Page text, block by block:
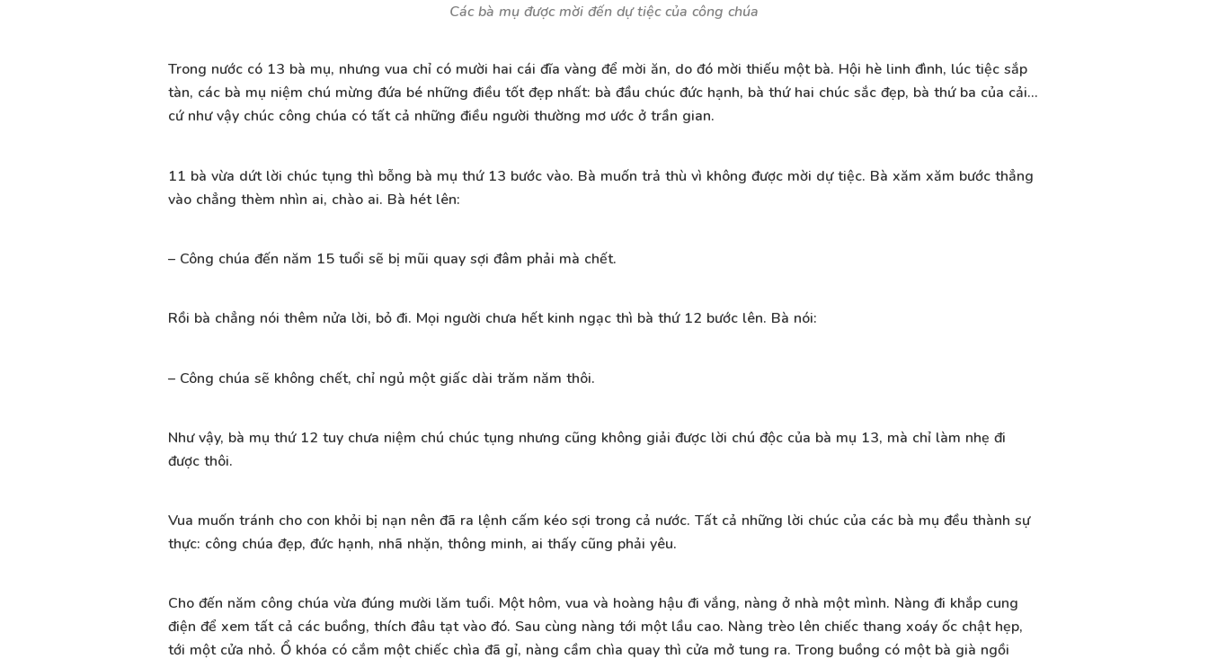
Các bà mụ được mời đến dự tiệc của công chúa
Trong nước có 13 bà mụ, nhưng vua chỉ có mười hai cái đĩa vàng để mời ăn, do đó mời thiếu một bà. Hội hè linh đình, lúc tiệc sắp
tàn, các bà mụ niệm chú mừng đứa bé những điều tốt đẹp nhất: bà đầu chúc đức hạnh, bà thứ hai chúc sắc đẹp, bà thứ ba của cải…
cứ như vậy chúc công chúa có tất cả những điều người thường mơ ước ở trần gian.
11 bà vừa dứt lời chúc tụng thì bỗng bà mụ thứ 13 bước vào. Bà muốn trả thù vì không được mời dự tiệc. Bà xăm xăm bước thẳng
vào chẳng thèm nhìn ai, chào ai. Bà hét lên:
– Công chúa đến năm 15 tuổi sẽ bị mũi quay sợi đâm phải mà chết.
Rồi bà chẳng nói thêm nửa lời, bỏ đi. Mọi người chưa hết kinh ngạc thì bà thứ 12 bước lên. Bà nói:
– Công chúa sẽ không chết, chỉ ngủ một giấc dài trăm năm thôi.
Như vậy, bà mụ thứ 12 tuy chưa niệm chú chúc tụng nhưng cũng không giải được lời chú độc của bà mụ 13, mà chỉ làm nhẹ đi
được thôi.
Vua muốn tránh cho con khỏi bị nạn nên đã ra lệnh cấm kéo sợi trong cả nước. Tất cả những lời chúc của các bà mụ đều thành sự
thực: công chúa đẹp, đức hạnh, nhã nhặn, thông minh, ai thấy cũng phải yêu.
Cho đến năm công chúa vừa đúng mười lăm tuổi. Một hôm, vua và hoàng hậu đi vắng, nàng ở nhà một mình. Nàng đi khắp cung
điện để xem tất cả các buồng, thích đâu tạt vào đó. Sau cùng nàng tới một lầu cao. Nàng trèo lên chiếc thang xoáy ốc chật hẹp,
tới một cửa nhỏ. Ổ khóa có cắm một chiếc chìa đã gỉ, nàng cầm chìa quay thì cửa mở tung ra. Trong buồng có một bà già ngồi